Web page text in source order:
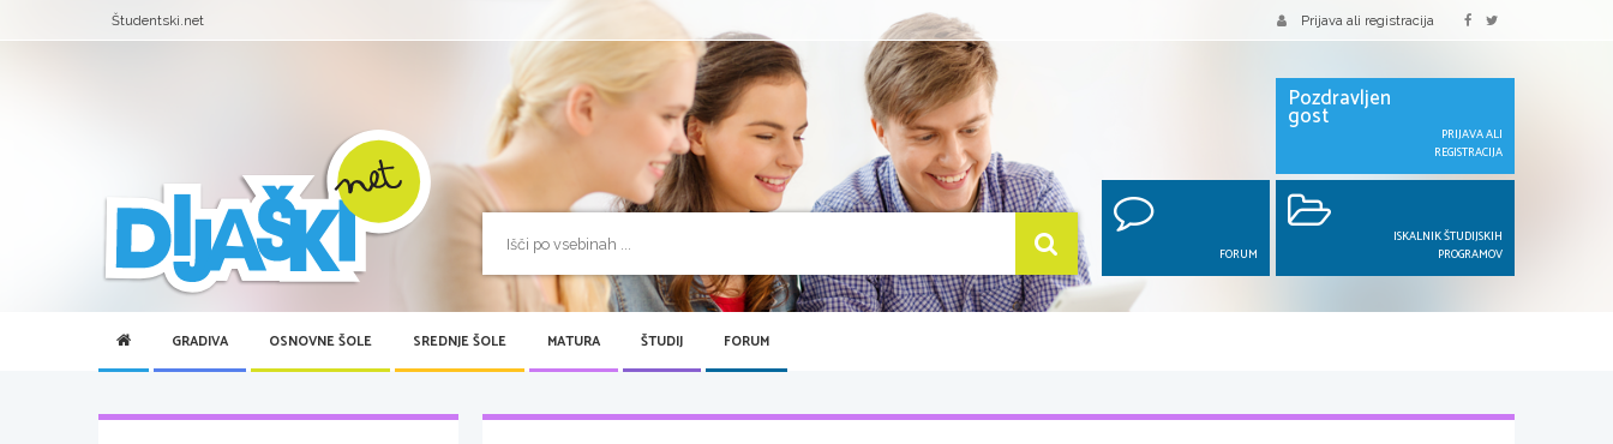
Študentski.net Prijava ali registracija
Pozdravljen
gost
PRIJAVA ALI
REGISTRACIJA
FORUM
ISKALNIK ŠTUDIJSKIH
PROGRAMOV
GRADIVA OSNOVNE ŠOLE SREDNJE ŠOLE MATURA ŠTUDIJ FORUM